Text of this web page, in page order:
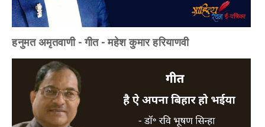
हनुमत अमृतवाणी - गीत - महेश कुमार हरियाणवी